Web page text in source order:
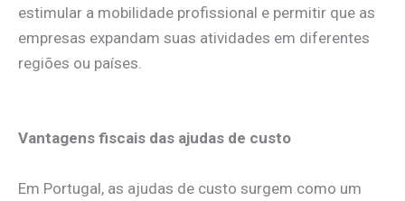
estimular a mobilidade profissional e permitir que as
empresas expandam suas atividades em diferentes
regiões ou países.
Vantagens fiscais das ajudas de custo
Em Portugal, as ajudas de custo surgem como um